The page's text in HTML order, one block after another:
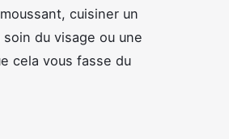
cuisiner un
du visage ou une
cela vous fasse du